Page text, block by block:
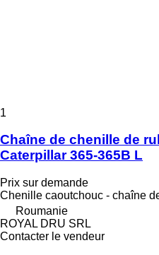
1
Chaîne de chenille de
Caterpillar 365-365B L
Prix sur demande
Chenille caoutchouc - chaîne
Roumanie
ROYAL DRU SRL
Contacter le vendeur